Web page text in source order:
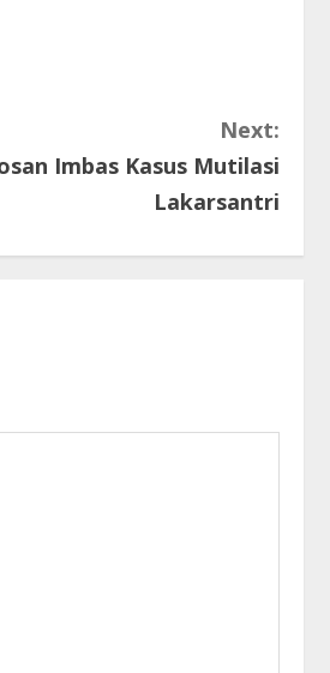
Next:
Imbas Kasus Mutilasi
Lakarsantri